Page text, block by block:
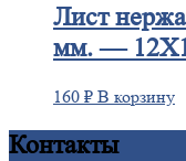
Лист
мм. —
160 ₽ В корзину
Контакты